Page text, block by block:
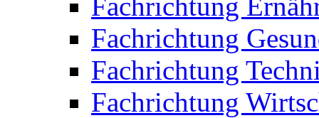
Fachrichtung
Fachrichtung
Fachrichtung